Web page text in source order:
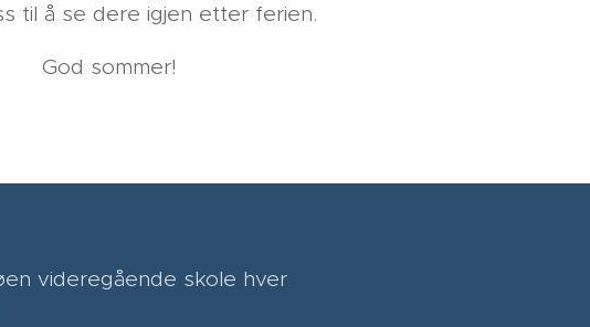
til å se dere igjen etter ferien.
God sommer!
videregående skole hver